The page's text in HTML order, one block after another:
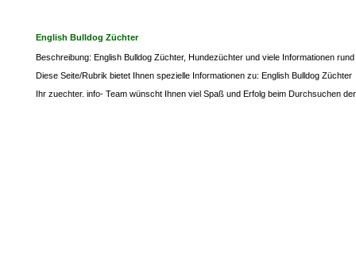
English Bulldog Züchter
Beschreibung: English Bulldog Züchter, Hundezüchter und viele Informationen
Diese Seite/Rubrik bietet Ihnen spezielle Informationen zu: English Bulldog Züchter
Ihr zuechter. info- Team wünscht Ihnen viel Spaß und Erfolg beim Durchsuchen